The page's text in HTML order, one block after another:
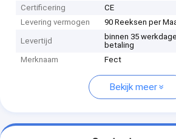
Certificering
CE
Levering vermogen
90 Reeksen per
Levertijd
binnen 35
betaling
Merknaam
Fect
Bekijk meer